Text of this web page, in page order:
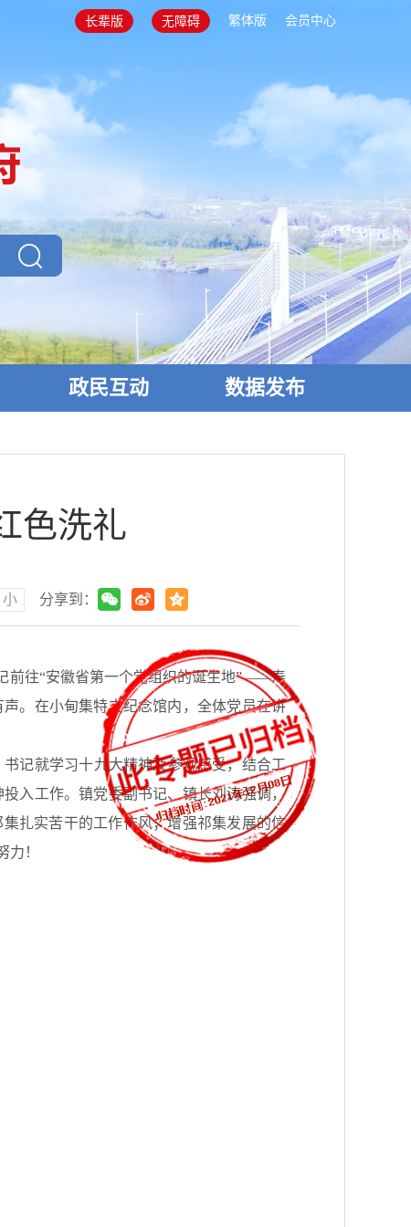
长辈版 无障碍 繁体版 会员中心
政民互动 数据发布
色洗礼
小 分享到：
前往“安徽省第一个党组织的诞生地”——寿
。在小甸集特支纪念馆内，全体党员在讲
记就学习十九大精神及参观感受，结合工
入工作。镇党委副书记、镇长刘涛强调，
扎实苦干的工作作风；增强祁集发展的信
！